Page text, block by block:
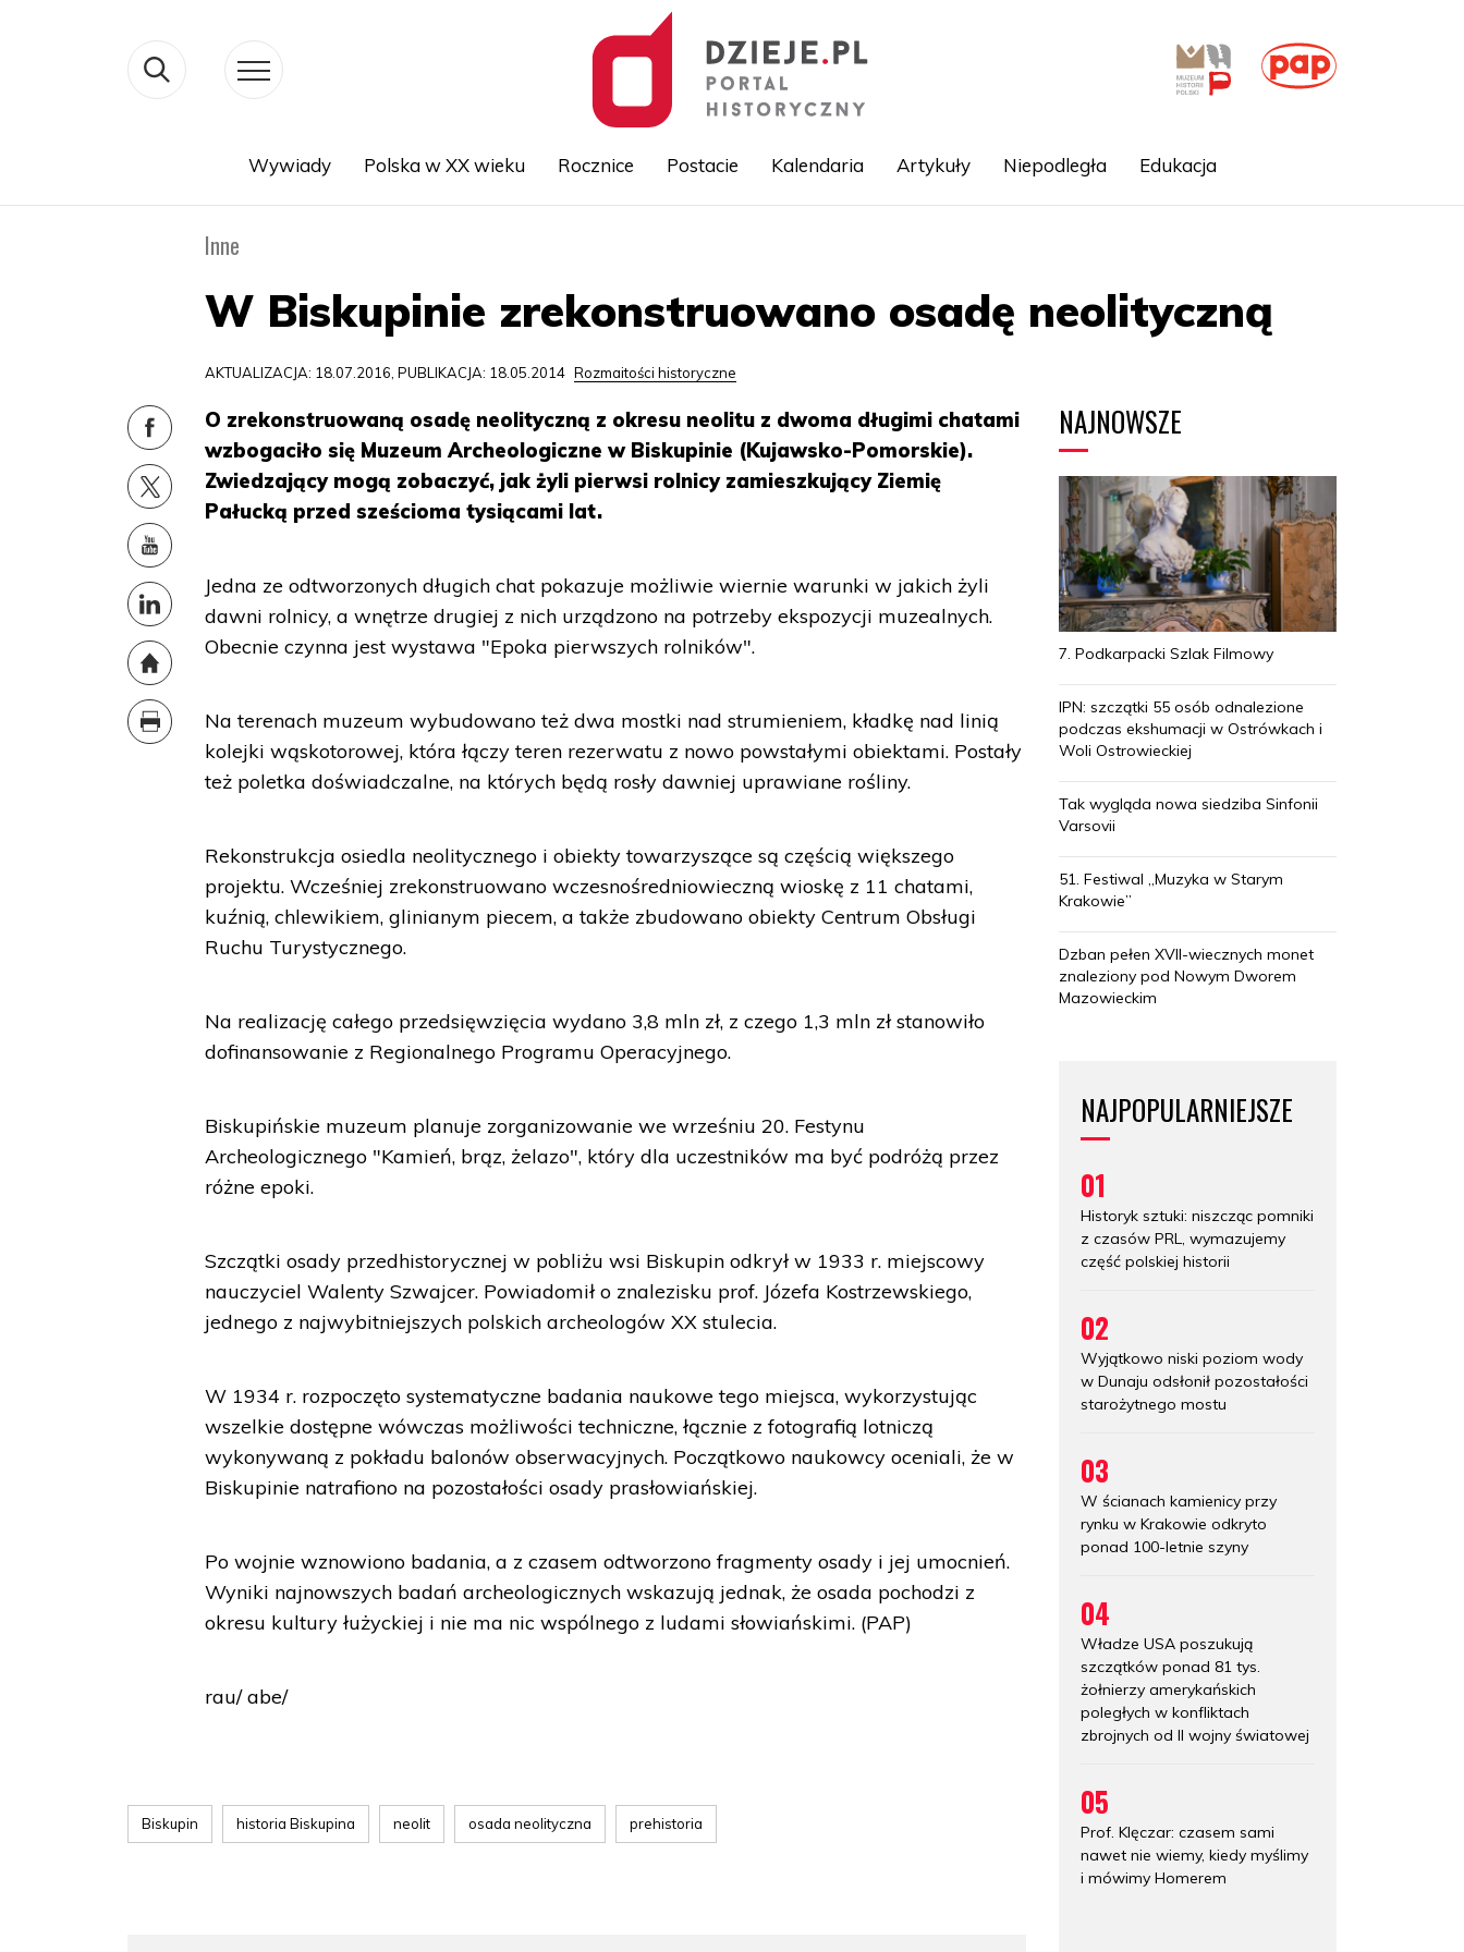
Wywiady Polska w XX wieku Rocznice Postacie Kalendaria Artykuły Niepodległa Edukacja
Inne
W Biskupinie zrekonstruowano osadę neolityczną
AKTUALIZACJA: 18.07.2016, PUBLIKACJA: 18.05.2014 Rozmaitości historyczne
O zrekonstruowaną osadę neolityczną z okresu neolitu z dwoma długimi chatami
wzbogaciło się Muzeum Archeologiczne w Biskupinie (Kujawsko-Pomorskie).
Zwiedzający mogą zobaczyć, jak żyli pierwsi rolnicy zamieszkujący Ziemię
Pałucką przed sześcioma tysiącami lat.
Jedna ze odtworzonych długich chat pokazuje możliwie wiernie warunki w jakich żyli
dawni rolnicy, a wnętrze drugiej z nich urządzono na potrzeby ekspozycji muzealnych.
Obecnie czynna jest wystawa "Epoka pierwszych rolników".
Na terenach muzeum wybudowano też dwa mostki nad strumieniem, kładkę nad linią
kolejki wąskotorowej, która łączy teren rezerwatu z nowo powstałymi obiektami. Postały
też poletka doświadczalne, na których będą rosły dawniej uprawiane rośliny.
Rekonstrukcja osiedla neolitycznego i obiekty towarzyszące są częścią większego
projektu. Wcześniej zrekonstruowano wczesnośredniowieczną wioskę z 11 chatami,
kuźnią, chlewikiem, glinianym piecem, a także zbudowano obiekty Centrum Obsługi
Ruchu Turystycznego.
Na realizację całego przedsięwzięcia wydano 3,8 mln zł, z czego 1,3 mln zł stanowiło
dofinansowanie z Regionalnego Programu Operacyjnego.
Biskupińskie muzeum planuje zorganizowanie we wrześniu 20. Festynu
Archeologicznego "Kamień, brąz, żelazo", który dla uczestników ma być podróżą przez
różne epoki.
Szczątki osady przedhistorycznej w pobliżu wsi Biskupin odkrył w 1933 r. miejscowy
nauczyciel Walenty Szwajcer. Powiadomił o znalezisku prof. Józefa Kostrzewskiego,
jednego z najwybitniejszych polskich archeologów XX stulecia.
W 1934 r. rozpoczęto systematyczne badania naukowe tego miejsca, wykorzystując
wszelkie dostępne wówczas możliwości techniczne, łącznie z fotografią lotniczą
wykonywaną z pokładu balonów obserwacyjnych. Początkowo naukowcy oceniali, że w
Biskupinie natrafiono na pozostałości osady prasłowiańskiej.
Po wojnie wznowiono badania, a z czasem odtworzono fragmenty osady i jej umocnień.
Wyniki najnowszych badań archeologicznych wskazują jednak, że osada pochodzi z
okresu kultury łużyckiej i nie ma nic wspólnego z ludami słowiańskimi. (PAP)
rau/ abe/
Biskupin historia Biskupina neolit osada neolityczna prehistoria
NAJNOWSZE
7. Podkarpacki Szlak Filmowy
IPN: szczątki 55 osób odnalezione
podczas ekshumacji w Ostrówkach i
Woli Ostrowieckiej
Tak wygląda nowa siedziba Sinfonii
Varsovii
51. Festiwal „Muzyka w Starym
Krakowie”
Dzban pełen XVII-wiecznych monet
znaleziony pod Nowym Dworem
Mazowieckim
NAJPOPULARNIEJSZE
01
Historyk sztuki: niszcząc pomniki
z czasów PRL, wymazujemy
część polskiej historii
02
Wyjątkowo niski poziom wody
w Dunaju odsłonił pozostałości
starożytnego mostu
03
W ścianach kamienicy przy
rynku w Krakowie odkryto
ponad 100-letnie szyny
04
Władze USA poszukują
szczątków ponad 81 tys.
żołnierzy amerykańskich
poległych w konfliktach
zbrojnych od II wojny światowej
05
Prof. Klęczar: czasem sami
nawet nie wiemy, kiedy myślimy
i mówimy Homerem